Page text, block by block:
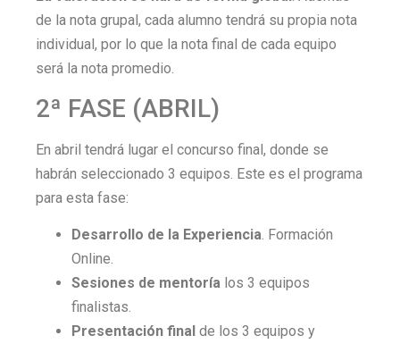
de la nota grupal, cada alumno tendrá su propia nota
individual, por lo que la nota final de cada equipo
será la nota promedio.
2ª FASE (ABRIL)
En abril tendrá lugar el concurso final, donde se
habrán seleccionado 3 equipos. Este es el programa
para esta fase:
Desarrollo de la Experiencia. Formación
Online.
Sesiones de mentoría los 3 equipos
finalistas.
Presentación final de los 3 equipos y